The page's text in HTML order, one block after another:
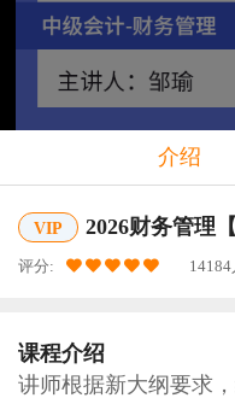
介绍
VIP 2026财务管理
评分:
课程介绍
讲师根据新大纲要求